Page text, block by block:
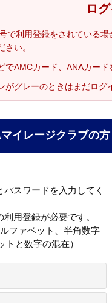
ロ
で利用登録をされている
さい。
でAMCカード、ANAカー
がグレーのときはまだログ
イレージクラブの方
スワードを入力してく
用登録が必要です。
ファベット、半角数字
と数字の混在）